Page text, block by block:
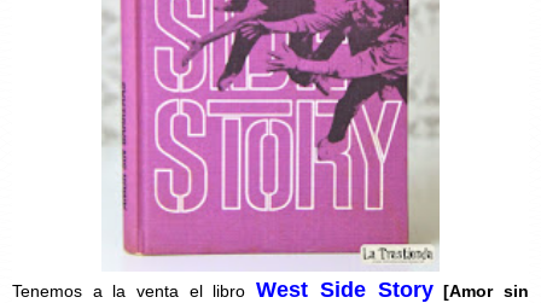
Tenemos a la venta el libroWest Side Story [Amor sin